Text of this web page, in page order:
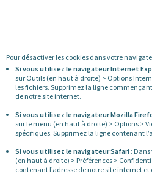
Pour désactiver les cookies dans votre
Si vous utilisez le navigateur Internet
sur Outils (en haut à droite) > Options
les fichiers. Supprimez la ligne
de notre site internet.
Si vous utilisez le navigateur Mozilla
sur le menu (en haut à droite) > Options >
spécifiques. Supprimez la ligne contenant
Si vous utilisez le navigateur Safari :
(en haut à droite) > Préférences >
contenant l’adresse de notre site internet et